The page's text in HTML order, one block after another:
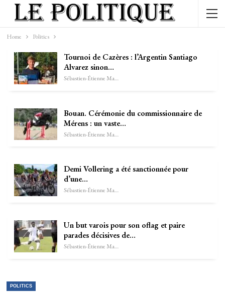
Home Politics
Tournoi de Cazères : l’Argentin Santiago
Alvarez sinon…
Sébastien-Étienne Marechal
Bouan. Cérémonie du commissionnaire de
Mérens : un vaste…
Sébastien-Étienne Marechal
Demi Vollering a été sanctionnée pour
d’une…
Sébastien-Étienne Marechal
Un but varois pour son oflag et paire
parades décisives de…
Sébastien-Étienne Marechal
POLITICS